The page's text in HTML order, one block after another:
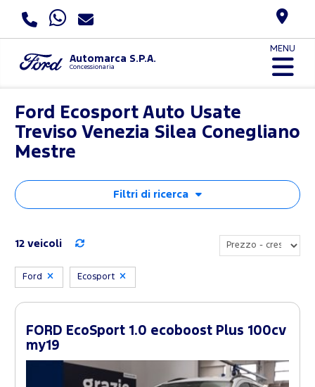
Automarca S.P.A.
Concessionaria
MENU
Ford Ecosport Auto Usate
Treviso Venezia Silea Conegliano
Mestre
Filtri di ricerca
12 veicoli
Ford Ecosport
FORD EcoSport 1.0 ecoboost Plus 100cv
my19